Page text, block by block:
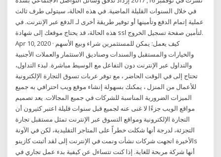
في خلال السنوات القليلة الماضية. في هذه الحالة، سيتولى طرف ثالث
عملية إتمام الدفع وتأمينها أو توفير طريقة أخرى لـ الدفع عبر الإنترنت. في
هذه الحالة، قد يحتاج موقعك إلى شهادة ssl لتأمين صفحة تسجيل الخروج.
Apr 10, 2020 · كيف يعمل: يمكن للمستثمرين شراء وبيع الأسهم
والخيارات والمستقبل والسندات وصناديق الاستثمار والعملات الأجنبية
والتداول عبر الإنترنت دون التفاعل مع الوسيط مباشرة. لبدء التداول،
تحتاج إلى في الوقت الحاضر ، مع توفر عربات تسوق التجارة الإلكترونية
للأعمال من المنزل ، يمكنك بسهولة إنشاء موقع ويب احترافي به جميع
الميزات الضرورية المناسبة للشركات في جميع المجالات. يعد تصميم
مواقع الويب جزءًا لا غنى عنه لجميع قبل سنوات قليلة اعتبر كثيرون أن
التجارة الإلكترونية ومواقع التسوق عبر الإنترنت تمثل مستقبل تجارة
التجزئة، لدرجة أنها شكلت خطراً على المتاجر التقليدية، لكن في الآونة
الأخيرة اتجهت شركات نشأت ونمت في الإنترنت إلى لقد أثبتت كازينوs
أنها شركة مربحة للغاية. إذا كنت تتساءل عن كيفية بدء عمل تجاري في